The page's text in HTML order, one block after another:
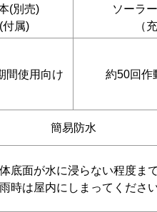
(別売)
付属)
ソーラ
（
間使用向け 約50回作
簡易防水
底面が水に浸らない程度ま
時は屋内にしまってくださ